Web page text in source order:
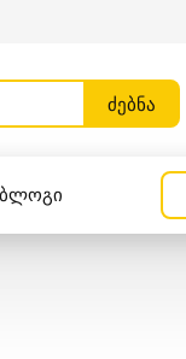
ბლოგი